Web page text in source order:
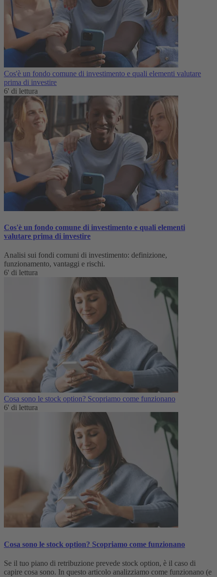
Cos'è un fondo comune di investimento e quali elementi valutare
prima di investire
6' di lettura
Cos'è un fondo comune di investimento e quali elementi
valutare prima di investire
Analisi sui fondi comuni di investimento: definizione,
funzionamento, vantaggi e rischi.
6' di lettura
Cosa sono le stock option? Scopriamo come funzionano
6' di lettura
Cosa sono le stock option? Scopriamo come funzionano
Se il tuo piano di retribuzione prevede stock option, è il caso di
capire cosa sono. In questo articolo analizziamo come funzionano (e